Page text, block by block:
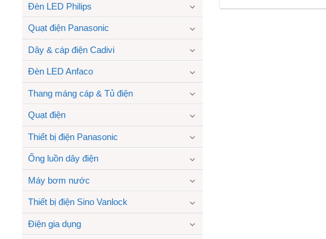
Đèn LED Philips
Quạt điện Panasonic
Dây & cáp điện Cadivi
Đèn LED Anfaco
Thang máng cáp & Tủ điện
Quạt điện
Thiết bị điện Panasonic
Ống luồn dây điện
Máy bơm nước
Thiết bị điện Sino Vanlock
Điện gia dụng